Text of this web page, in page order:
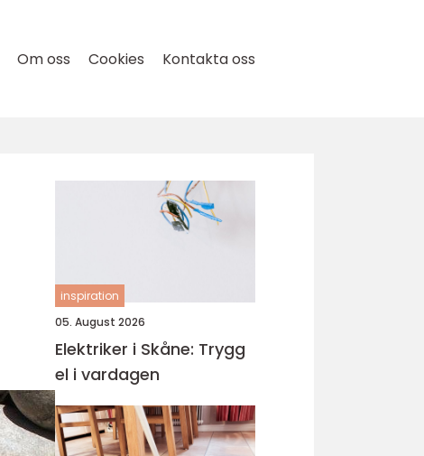
Om oss Cookies Kontakta oss
inspiration
05. August 2026
Elektriker i Skåne: Trygg
el i vardagen